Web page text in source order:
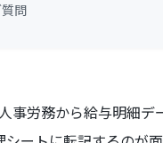
問
事労務から給与明細デ